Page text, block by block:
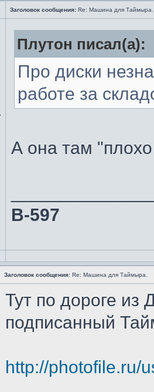
Заголовок сообщения: Re: Машина для Таймыра.
Плутон писал(а):
Про диски
работе за
А она там
В-597
Заголовок сообщения: Re: Машина для Таймыра.
Тут по дороге из
подписанный
http://photofile.ru/